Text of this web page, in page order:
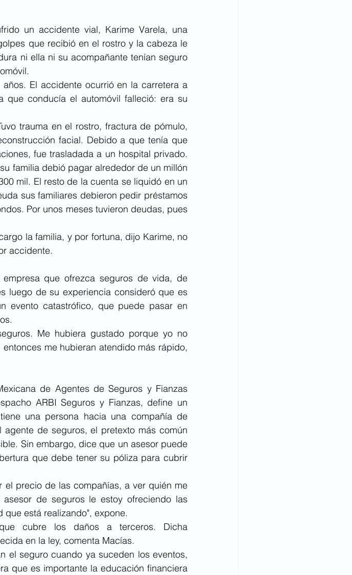
un accidente vial, Karime Varela, una
que recibió en el rostro y la cabeza le
ni ella ni su acompañante tenían seguro
El accidente ocurrió en la carretera a
que conducía el automóvil falleció: era su
trauma en el rostro, fractura de pómulo,
facial. Debido a que tenía que
fue trasladada a un hospital privado.
familia debió pagar alrededor de un millón
mil. El resto de la cuenta se liquidó en un
sus familiares debieron pedir préstamos
Por unos meses tuvieron deudas, pues
la familia, y por fortuna, dijo Karime, no
accidente.
que ofrezca seguros de vida, de
luego de su experiencia consideró que es
evento catastrófico, que puede pasar en
Me hubiera gustado porque yo no
me hubieran atendido más rápido,
de Agentes de Seguros y Fianzas
ARBI Seguros y Fianzas, define un
una persona hacia una compañía de
de seguros, el pretexto más común
Sin embargo, dice que un asesor puede
que debe tener su póliza para cubrir
precio de las compañías, a ver quién me
de seguros le estoy ofreciendo las
está realizando", expone.
cubre los daños a terceros. Dicha
en la ley, comenta Macías.
el seguro cuando ya suceden los eventos,
que es importante la educación financiera